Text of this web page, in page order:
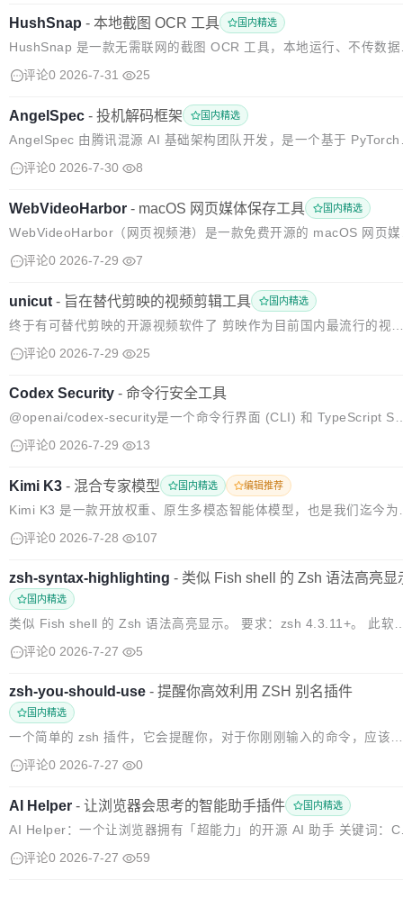
HushSnap - 本地截图 OCR 工具 国内精选
HushSnap 是一款无需联网的截图 OCR 工具，本地运行、不传数据
日常截图识别跟手。按下快捷键（默认 Alt+Q），框选区域，截图即
评论0 2026-7-31 25
AngelSpec - 投机解码框架 国内精选
AngelSpec 由腾讯混源 AI 基础架构团队开发，是一个基于 PyTorch
的原生框架，用于训练推测解码 draft 模型，涵盖自回归 MTP
评论0 2026-7-30 8
WebVideoHarbor - macOS 网页媒体保存工具 国内精选
WebVideoHarbor（网页视频港）是一款免费开源的 macOS 网页媒
保存工具，由 Chrome 扩展和本地助手组成。 扩展识别网页直接提
评论0 2026-7-29 7
unicut - 旨在替代剪映的视频剪辑工具 国内精选
终于有可替代剪映的开源视频软件了 剪映作为目前国内最流行的视
剪辑工具，功能强大但一直闭源。很多开发者和企业用户都在寻找一
什么？ ...
评论0 2026-7-29 25
Codex Security - 命令行安全工具
@openai/codex-security是一个命令行界面 (CLI) 和 TypeScript SD
K，用于查找、验证和修复代码中的安全漏洞。它可以扫描代码仓库
评论0 2026-7-29 13
Kimi K3 - 混合专家模型 国内精选 编辑推荐
Kimi K3 是一款开放权重、原生多模态智能体模型，也是我们迄今为
功能最强大的模型。它是一款基于 Kimi Delta Attention (KDA) 和
评论0 2026-7-28 107
zsh-syntax-highlighting - 类似 Fish shell 的 Zsh 语法高亮显
国内精选
类似 Fish shell 的 Zsh 语法高亮显示。 要求：zsh 4.3.11+。 此软
包为 zsh shell 提供语法高亮功能。它允许在交互式终端中，于 zsh
评论0 2026-7-27 5
zsh-you-should-use - 提醒你高效利用 ZSH 别名插件
国内精选
一个简单的 zsh 插件，它会提醒你，对于你刚刚输入的命令，应该使
用你已有的别名之一。 同时支持检测全局别名和 Git 别名。你无需做
评论0 2026-7-27 0
AI Helper - 让浏览器会思考的智能助手插件 国内精选
AI Helper：一个让浏览器拥有「超能力」的开源 AI 助手 关键词：
ome 扩展、AI Agent、ReAct、开源、浏览器自动化、多智能体 阅
评论0 2026-7-27 59